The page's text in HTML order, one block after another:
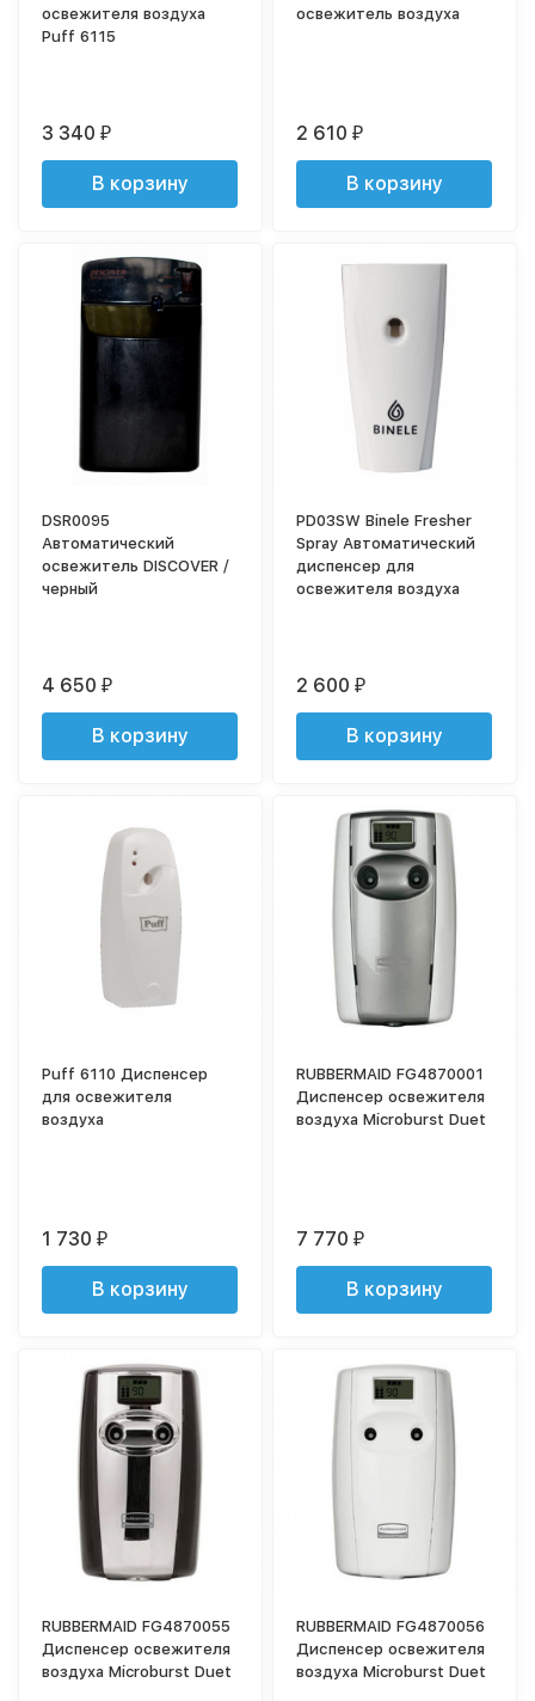
освежителя воздуха
Puff 6115
3 340₽
В корзину
освежитель воздуха
2 610₽
В корзину
DSR0095
Автоматический
освежитель DISCOVER /
черный
4 650₽
В корзину
PD03SW Binele Fresher
Spray Автоматический
диспенсер для
освежителя воздуха
2 600₽
В корзину
Puff 6110 Диспенсер
для освежителя
воздуха
1 730₽
В корзину
RUBBERMAID FG4870001
Диспенсер освежителя
воздуха Microburst Duet
7 770₽
В корзину
RUBBERMAID FG4870055
Диспенсер освежителя
воздуха Microburst Duet
RUBBERMAID FG4870056
Диспенсер освежителя
воздуха Microburst Duet